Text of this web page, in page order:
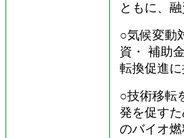
ともに、
○気候変動
資・ 補助
転換促進に
○技術移転
発を促す
のバイオ